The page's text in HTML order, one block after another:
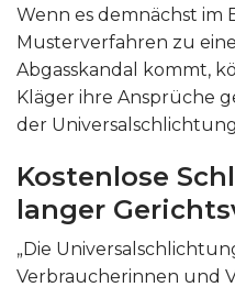
Wenn es demnächst im
Musterverfahren zu
Abgasskandal kommt,
Kläger ihre Ansprüche
der
Kostenlose
langer
„Die
Verbraucherinnen und